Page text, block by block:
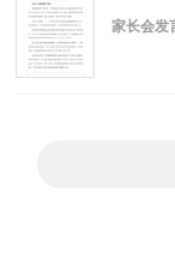
家长会发